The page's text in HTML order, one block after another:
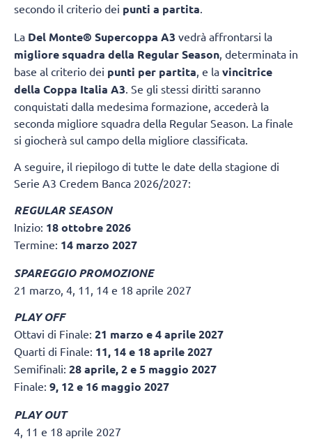
secondo il criterio dei punti a partita.
La Del Monte® Supercoppa A3 vedrà affrontarsi la
migliore squadra della Regular Season , determinata in
base al criterio dei punti per partita , e la vincitrice
della Coppa Italia A3 . Se gli stessi diritti saranno
conquistati dalla medesima formazione, accederà la
seconda migliore squadra della Regular Season. La finale
si giocherà sul campo della migliore classificata.
A seguire, il riepilogo di tutte le date della stagione di
Serie A3 Credem Banca 2026/2027:
REGULAR SEASON
Inizio: 18 ottobre 2026
Termine: 14 marzo 2027
SPAREGGIO PROMOZIONE
21 marzo, 4, 11, 14 e 18 aprile 2027
PLAY OFF
Ottavi di Finale: 21 marzo e 4 aprile 2027
Quarti di Finale: 11, 14 e 18 aprile 2027
Semifinali: 28 aprile, 2 e 5 maggio 2027
Finale: 9, 12 e 16 maggio 2027
PLAY OUT
4, 11 e 18 aprile 2027